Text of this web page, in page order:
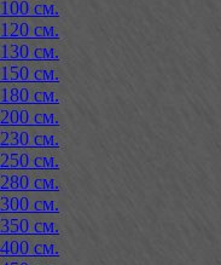
100 см.
120 см.
130 см.
150 см.
180 см.
200 см.
230 см.
250 см.
280 см.
300 см.
350 см.
400 см.